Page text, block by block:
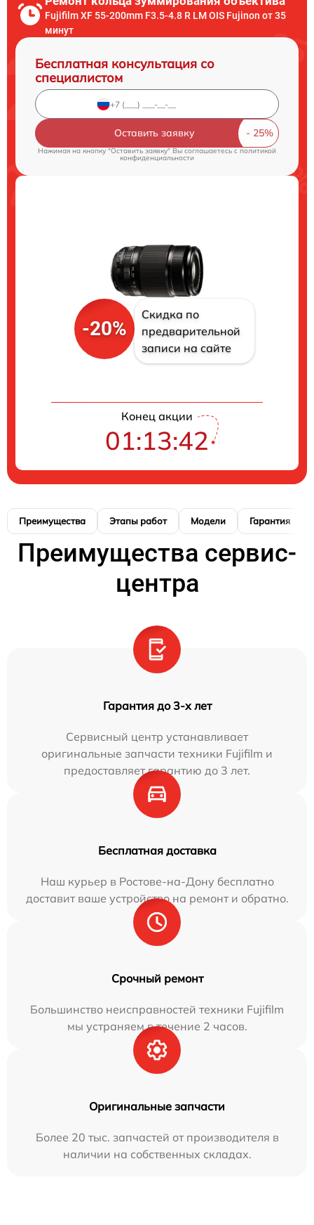
Fujifilm XF 55-200mm F3.5-4.8 R LM OIS Fujinon от 35
минут
Бесплатная консультация со
специалистом
Оставить заявку
Нажимая на кнопку "Оставить заявку" Вы соглашаетесь c политикой
конфиденциальности
-20%
Скидка по
предварительной
записи на сайте
Конец акции
01:13:42
Преимущества Этапы работ Модели Гарантия
Преимущества сервис-
центра
Гарантия до 3-х лет
Сервисный центр устанавливает
оригинальные запчасти техники Fujifilm и
предоставляет гарантию до 3 лет.
Бесплатная доставка
Наш курьер в Ростове-на-Дону бесплатно
доставит ваше устройство на ремонт и обратно.
Срочный ремонт
Большинство неисправностей техники Fujifilm
мы устраняем в течение 2 часов.
Оригинальные запчасти
Более 20 тыс. запчастей от производителя в
наличии на собственных складах.